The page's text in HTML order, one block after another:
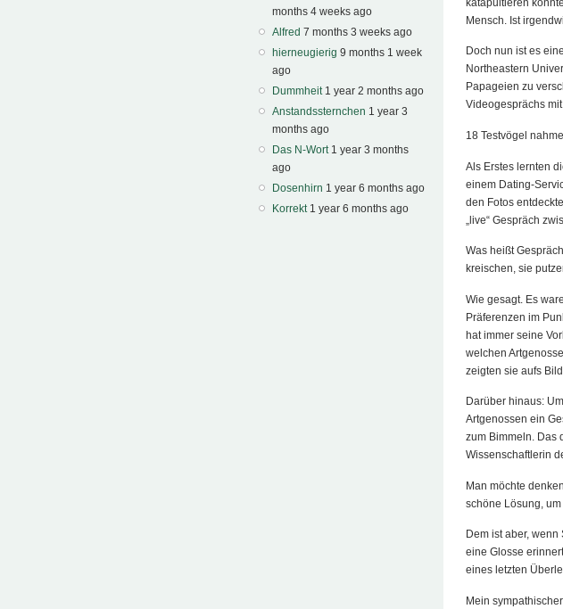
months 4 weeks ago
Alfred 7 months 3 weeks ago
hierneugierig 9 months 1 week
ago
Dummheit 1 year 2 months ago
Anstandssternchen 1 year 3
months ago
Das N-Wort 1 year 3 months
ago
Dosenhirn 1 year 6 months ago
Korrekt 1 year 6 months ago
katapultieren
Mensch. Ist
Doch nun ist es
Northeastern
Papageien zu
Videogesprächs
18 Testvögel
Als Erstes lernten
einem Dating-
den Fotos
„live“ Gespräch
Was heißt
kreischen, sie
Wie gesagt. Es
Präferenzen im
hat immer seine
welchen
zeigten sie aufs
Darüber hinaus:
Artgenossen ein
zum Bimmeln. Das
Wissenschaftlerin
Man möchte
schöne Lösung,
Dem ist aber,
eine Glosse
eines letzten
Mein